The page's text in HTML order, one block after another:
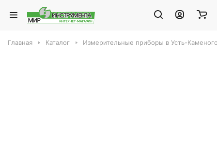
Главная Каталог Измерительные приборы в Усть-